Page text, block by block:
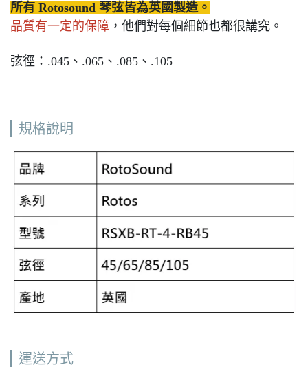
所有 Rotosound 琴弦皆為英國製造。
品質有一定的保障 ，他們對每個細節也都很講究。
弦徑：.045、.065、.085、.105
規格說明
運送方式